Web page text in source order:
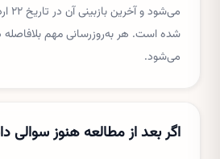
شده است. هر به‌روزرسانی مهم بلافاصله
می‌شود.
اگر بعد از مطالعه هنوز سوالی